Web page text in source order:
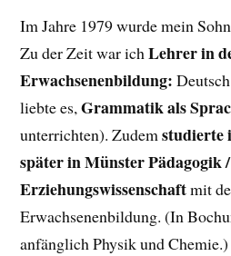
Im Jahre 1979 wurde mein
Zu der Zeit war ichLehrer in
Erwachsenenbildung:
liebte es,Grammatik als
unterrichten). Zudemstudierte
später in Münster Pädagogik/
Erziehungswissenschaftmit
Erwachsenenbildung. (In
anfänglich Physik und